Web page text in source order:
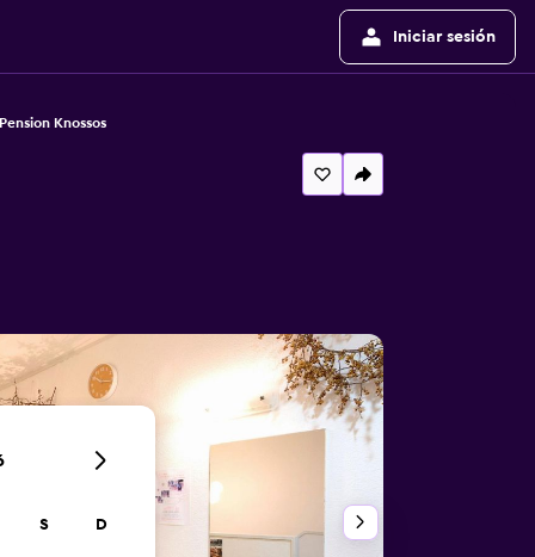
Iniciar sesión
Knossos
S D